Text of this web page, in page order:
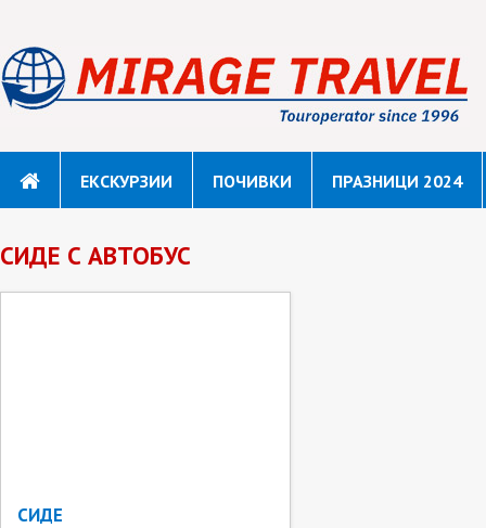
ЕКСКУРЗИИ ПОЧИВКИ ПРАЗНИЦИ 2024
СИДЕ С АВТОБУС
СИДЕ